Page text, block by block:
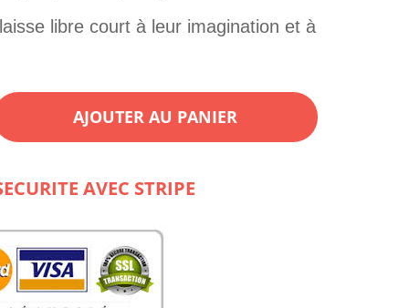
libre court à leur imagination et à
AJOUTER AU PANIER
AVEC STRIPE